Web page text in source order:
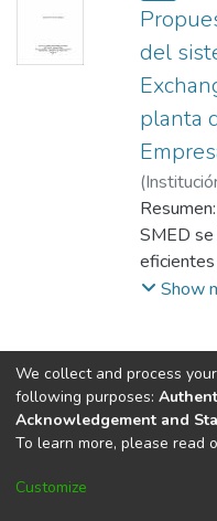
del
planta
(
2011)
Rojas,
SMED
SMED
tras la
Para el
Show
DSpace software
Cookie
We collect and process
following purposes:
Acknowledgement and
To learn more, please read
Customize